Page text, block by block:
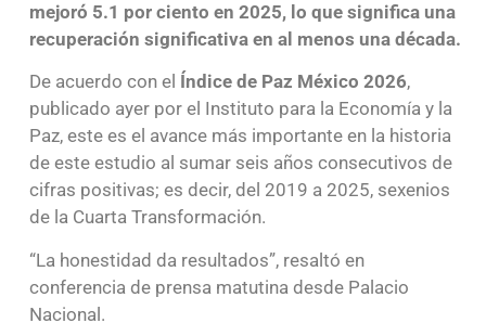
mejoró 5.1 por ciento en 2025, lo que significa una
recuperación significativa en al menos una década.
De acuerdo con el Índice de Paz México 2026,
publicado ayer por el Instituto para la Economía y la
Paz, este es el avance más importante en la historia
de este estudio al sumar seis años consecutivos de
cifras positivas; es decir, del 2019 a 2025, sexenios
de la Cuarta Transformación.
“La honestidad da resultados”, resaltó en
conferencia de prensa matutina desde Palacio
Nacional.